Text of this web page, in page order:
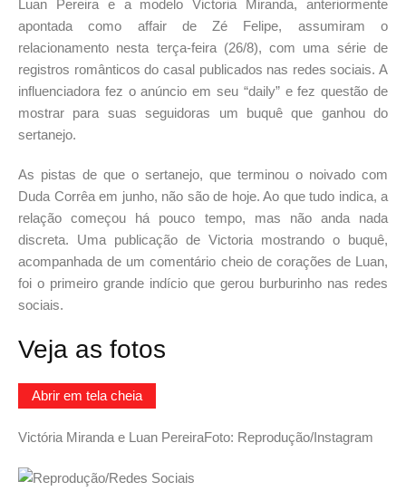
Luan Pereira e a modelo Victoria Miranda, anteriormente
apontada como affair de Zé Felipe, assumiram o
relacionamento nesta terça-feira (26/8), com uma série de
registros românticos do casal publicados nas redes sociais. A
influenciadora fez o anúncio em seu “daily” e fez questão de
mostrar para suas seguidoras um buquê que ganhou do
sertanejo.
As pistas de que o sertanejo, que terminou o noivado com
Duda Corrêa em junho, não são de hoje. Ao que tudo indica, a
relação começou há pouco tempo, mas não anda nada
discreta. Uma publicação de Victoria mostrando o buquê,
acompanhada de um comentário cheio de corações de Luan,
foi o primeiro grande indício que gerou burburinho nas redes
sociais.
Veja as fotos
Abrir em tela cheia
Victória Miranda e Luan PereiraFoto: Reprodução/Instagram